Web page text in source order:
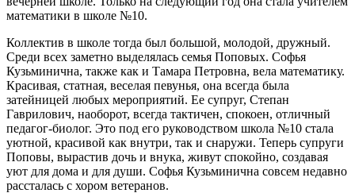
математики в школе №10.
Коллектив в школе тогда был большой, молодой, дружный.
Среди всех заметно выделялась семья Поповых. Софья
Кузьминична, также как и Тамара Петровна, вела математику.
Красивая, статная, веселая певунья, она всегда была
затейницей любых мероприятий. Ее супруг, Степан
Гаврилович, наоборот, всегда тактичен, спокоен, отличный
педагог-биолог. Это под его руководством школа №10 стала
уютной, красивой как внутри, так и снаружи. Теперь супруги
Поповы, вырастив дочь и внука, живут спокойно, создавая
уют для дома и для души. Софья Кузьминична совсем недавно
рассталась с хором ветеранов.